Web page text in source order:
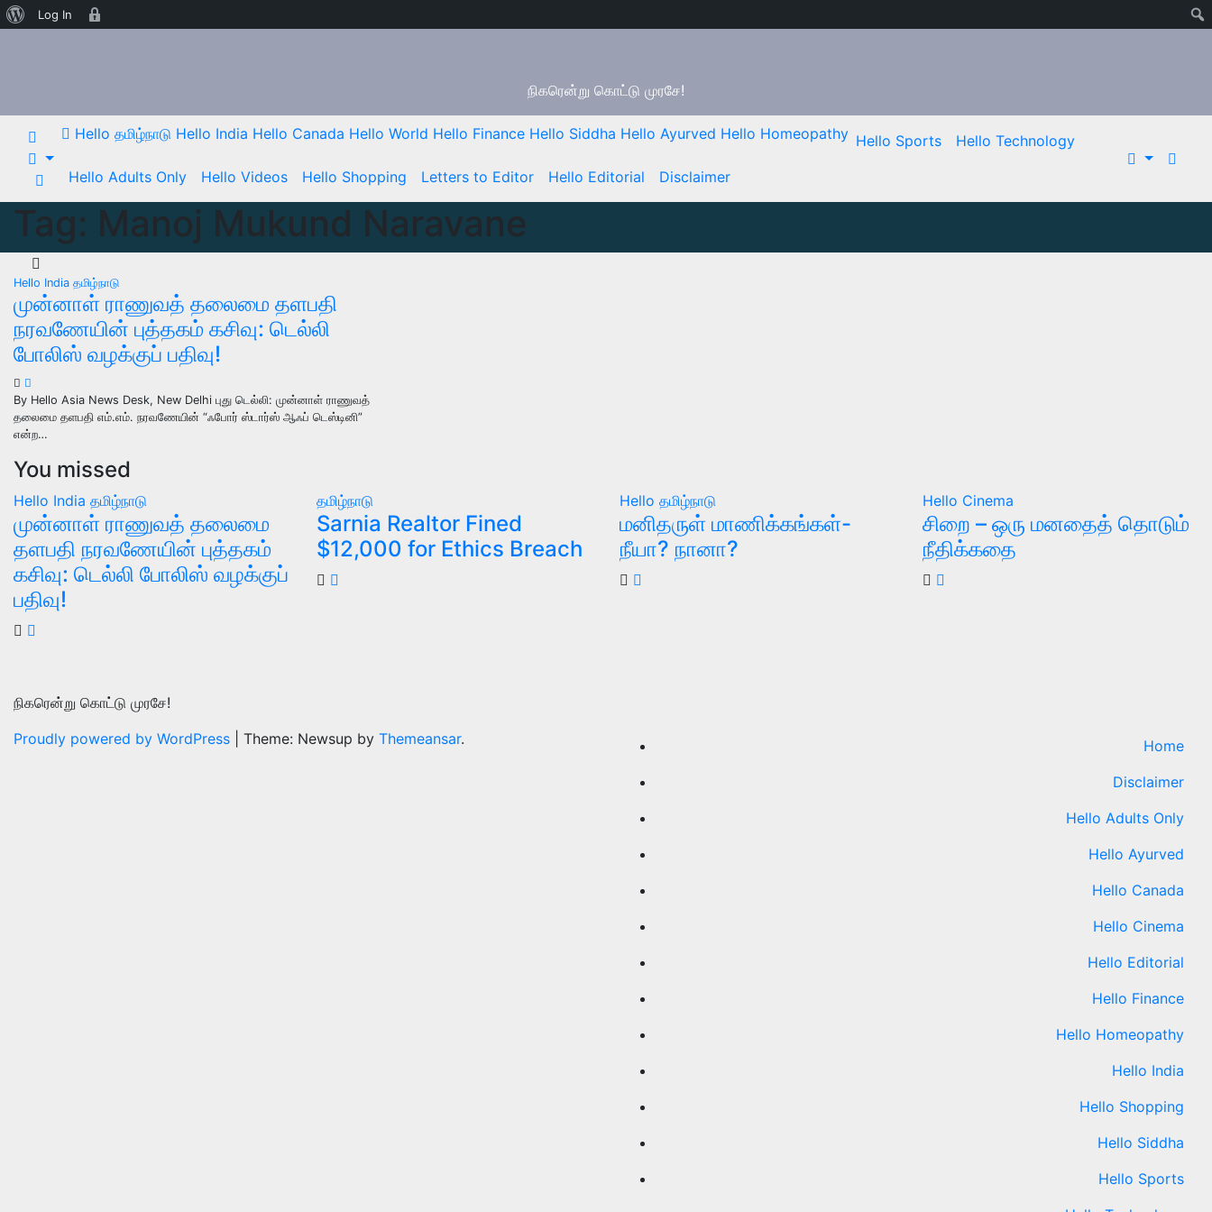
வேர்ட்பிரஸ்
Log In
நிகரென்று கொட்டு முரசே!
Hello தமிழ்நாடு Hello India Hello Canada Hello World Hello FinanceHello Siddha Hello Ayurved Hello Homeopathy Hello Sports
Hello Technology
Hello Adults Only
Hello Videos Hello Shopping Letters to Editor Hello Editorial Disclaimer
Tag: Manoj Mukund Naravane
Hello India தமிழ்நாடு
முன்னாள் ராணுவத் தலைமை தளபதி
நரவணேயின் புத்தகம் கசிவு: டெல்லி
போலிஸ் வழக்குப் பதிவு!
By Hello Asia News Desk, New Delhi புது டெல்லி: முன்னாள் ராணுவத்
தலைமை தளபதி எம்.எம். நரவணேயின் “ஃபோர் ஸ்டார்ஸ் ஆஃப் டெஸ்டினி”
என்ற…
You missed
Hello India தமிழ்நாடு
முன்னாள் ராணுவத் தலைமை
தளபதி நரவணேயின் புத்தகம்
கசிவு: டெல்லி போலிஸ் வழக்குப்
பதிவு!
தமிழ்நாடு
Sarnia Realtor Fined
$12,000 for Ethics Breach
Hello தமிழ்நாடு
மனிதருள் மாணிக்கங்கள்-
நீயா? நானா?
Hello Cinema
சிறை – ஒரு மனதைத் தொடும்
நீதிக்கதை
நிகரென்று கொட்டு முரசே!
Proudly powered by WordPress
Theme: Newsup by Themeansar.
Home
Disclaimer
Hello Adults Only
Hello Ayurved
Hello Canada
Hello Cinema
Hello Editorial
Hello Finance
Hello Homeopathy
Hello India
Hello Shopping
Hello Siddha
Hello Sports